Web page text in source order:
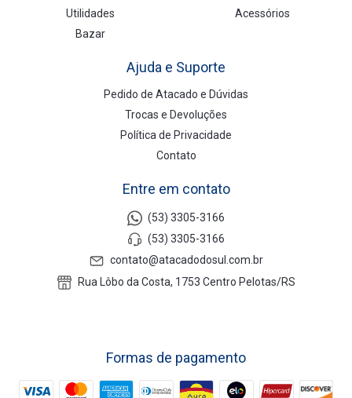
Utilidades
Bazar
Acessórios
Ajuda e Suporte
Pedido de Atacado e Dúvidas
Trocas e Devoluções
Política de Privacidade
Contato
Entre em contato
(53) 3305-3166
(53) 3305-3166
contato@atacadodosul.com.br
Rua Lôbo da Costa, 1753 Centro Pelotas/RS
Formas de pagamento